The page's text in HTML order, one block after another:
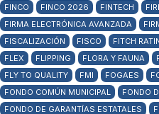
FINCO
FINCO 2026 FINTECH
FIRMA ELECTRÓNICA AVANZADA
FISCALIZACIÓN
FISCO FITCH
FLEX
FLIPPING FLORA Y FAUNA
FLY TO QUALITY
FMI FOGAES
FONDO COMÚN MUNICIPAL
FONDO
FONDO DE GARANTÍAS ESTATALES